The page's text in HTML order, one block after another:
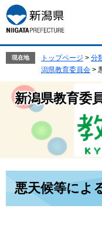
ー
ジ
の
で
す。
ニ
ュ
ー
ば
現在地 トップページ > 分
潟県教育委員会 >
新潟県教育委
悪天候等によ